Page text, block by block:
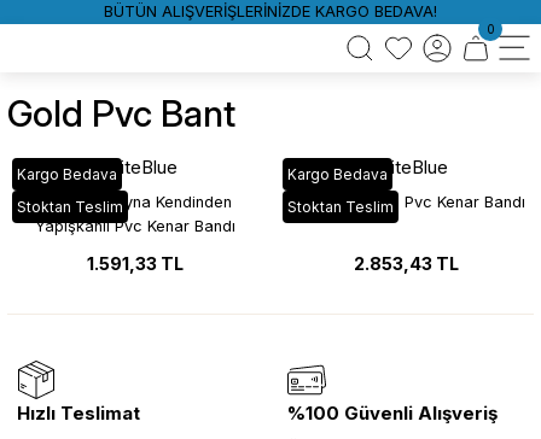
BÜTÜN ALIŞVERİŞLERİNİZDE KARGO BEDAVA!
0
Gold Pvc Bant
Kargo Bedava
Stoktan Teslim
WhiteBlue
Gold Altın Ayna Kendinden
Yapışkanlı Pvc Kenar Bandı
1.591,33 TL
Kargo Bedava
Stoktan Teslim
WhiteBlue
Gold Altın Ayna Pvc Kenar Bandı
2.853,43 TL
Hızlı Teslimat %100 Güvenli Alışveriş